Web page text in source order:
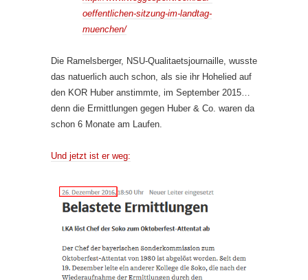
oeffentlichen-sitzung-im-landtag-
muenchen/
Die Ramelsberger, NSU-Qualitaetsjournaille, wusste
das natuerlich auch schon, als sie ihr Hohelied auf
den KOR Huber anstimmte, im September 2015…
denn die Ermittlungen gegen Huber & Co. waren da
schon 6 Monate am Laufen.
Und jetzt ist er weg: